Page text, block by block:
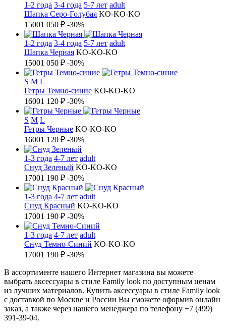
1-2 года 3-4 года 5-7 лет adult
Шапка Серо-Голубая KO-KO-KO
15001 050 ₽ -30%
1-2 года 3-4 года 5-7 лет adult
Шапка Черная KO-KO-KO
15001 050 ₽ -30%
S M L
Гетры Темно-синие KO-KO-KO
16001 120 ₽ -30%
S M L
Гетры Черные KO-KO-KO
16001 120 ₽ -30%
1-3 года 4-7 лет adult
Снуд Зеленый KO-KO-KO
17001 190 ₽ -30%
1-3 года 4-7 лет adult
Снуд Красный KO-KO-KO
17001 190 ₽ -30%
1-3 года 4-7 лет adult
Снуд Темно-Синий KO-KO-KO
17001 190 ₽ -30%
В ассортименте нашего Интернет магазина вы можете
выбрать аксессуары в стиле Family look по доступным ценам
из лучших материалов. Купить аксессуары в стиле Family look
с доставкой по Москве и России Вы сможете оформив онлайн
заказ, а также через нашего менеджера по телефону +7 (499)
391-39-04.